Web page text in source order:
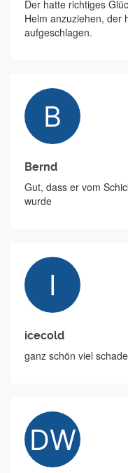
Der hatte richtiges
Helm anzuziehen, der
aufgeschlagen.
Bernd
Gut, dass er vom
wurde
icecold
ganz schön viel